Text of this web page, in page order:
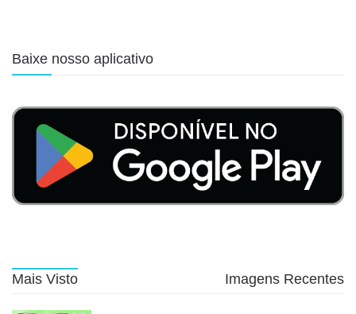
Baixe nosso aplicativo
Mais Visto Imagens Recentes